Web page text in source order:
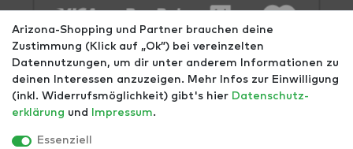
Impressum AGB Datenschutz
Arizona-Shopping und Partner brauchen deine
Zustimmung (Klick auf „Ok”) bei vereinzelten
Datennutzungen, um dir unter anderem Informationen zu
deinen Interessen anzuzeigen. Mehr Infos zur Einwilligung
(inkl. Widerrufsmöglichkeit) gibt's hier Daten­schutz­
erklärung und Impressum.
Essenziell